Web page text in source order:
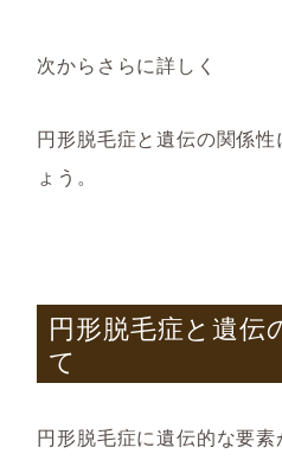
次からさらに詳しく
円形脱毛症と遺伝の関係
ょう。
円形脱毛症と遺伝
て
円形脱毛症に遺伝的な要